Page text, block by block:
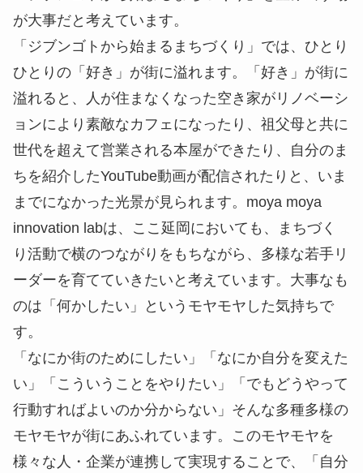
が大事だと考えています。
「ジブンゴトから始まるまちづくり」では、ひとり
ひとりの「好き」が街に溢れます。「好き」が街に
溢れると、人が住まなくなった空き家がリノベーシ
ョンにより素敵なカフェになったり、祖父母と共に
世代を超えて営業される本屋ができたり、自分のま
ちを紹介したYouTube動画が配信されたりと、いま
までになかった光景が見られます。moya moya
innovation labは、ここ延岡においても、まちづく
り活動で横のつながりをもちながら、多様な若手リ
ーダーを育てていきたいと考えています。大事なも
のは「何かしたい」というモヤモヤした気持ちで
す。
「なにか街のためにしたい」「なにか自分を変えた
い」「こういうことをやりたい」「でもどうやって
行動すればよいのか分からない」そんな多種多様の
モヤモヤが街にあふれています。このモヤモヤを
様々な人・企業が連携して実現することで、「自分